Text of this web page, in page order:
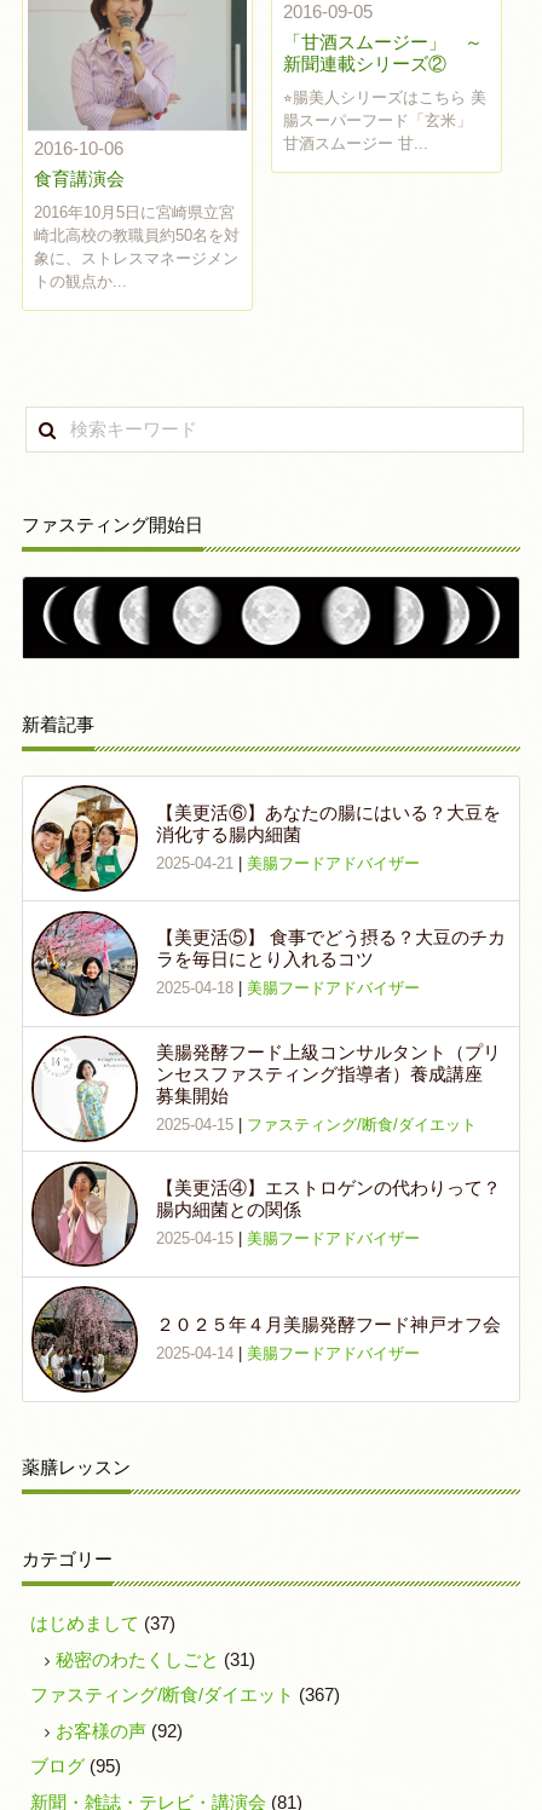
2016-09-05
「甘酒スムージー」 ～
新聞連載シリーズ②
⭐︎腸美人シリーズはこちら 美
腸スーパーフード「玄米」
甘酒スムージー 甘...
2016-10-06
食育講演会
2016年10月5日に宮崎県立宮
崎北高校の教職員約50名を対
象に、ストレスマネージメン
トの観点か...
ファスティング開始日
新着記事
【美更活⑥】あなたの腸にはいる？大豆を
消化する腸内細菌
2025-04-21 美腸フードアドバイザー
【美更活⑤】 食事でどう摂る？大豆のチカ
ラを毎日にとり入れるコツ
2025-04-18| 美腸フードアドバイザー
美腸発酵フード上級コンサルタント（プリ
ンセスファスティング指導者）養成講座
募集開始
2025-04-15| ファスティング/断食/ダイエット
【美更活④】エストロゲンの代わりって？
腸内細菌との関係
2025-04-15| 美腸フードアドバイザー
２０２５年４月美腸発酵フード神戸オフ会
2025-04-14| 美腸フードアドバイザー
薬膳レッスン
カテゴリー
はじめまして (37)
秘密のわたくしごと (31)
ファスティング/断食/ダイエット (367)
お客様の声 (92)
ブログ(95)
新聞・雑誌・テレビ・講演会 (81)